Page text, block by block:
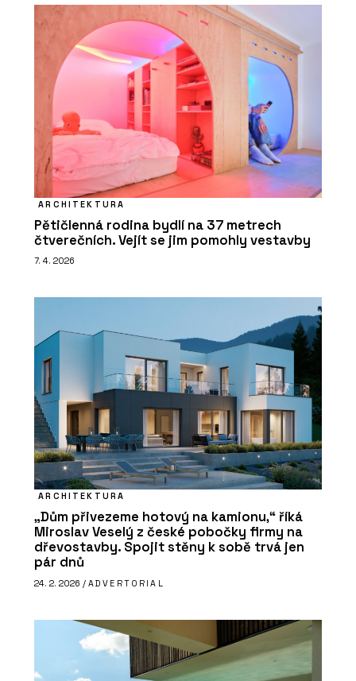
ARCHITEKTURA
Pětičlenná rodina bydlí na 37 metrech
čtverečních. Vejít se jim pomohly vestavby
7. 4. 2026
ARCHITEKTURA
„Dům přivezeme hotový na kamionu,“ říká
Miroslav Veselý z české pobočky firmy na
dřevostavby. Spojit stěny k sobě trvá jen
pár dnů
24. 2. 2026 / ADVERTORIAL